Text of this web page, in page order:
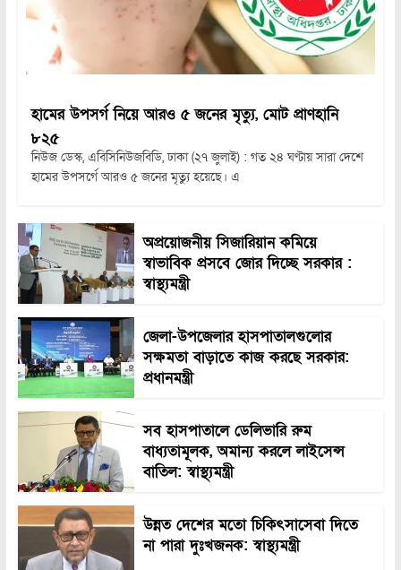
হামের উপসর্গ নিয়ে আরও ৫ জনের মৃত্যু, মোট প্রাণহানি
৮২৫
নিউজ ডেস্ক, এবিসিনিউজবিডি, ঢাকা (২৭ জুলাই) : গত ২৪ ঘণ্টায় সারা দেশে
হামের উপসর্গে আরও ৫ জনের মৃত্যু হয়েছে। এ
অপ্রয়োজনীয় সিজারিয়ান কমিয়ে
স্বাভাবিক প্রসবে জোর দিচ্ছে সরকার :
স্বাস্থ্যমন্ত্রী
জেলা-উপজেলার হাসপাতালগুলোর
সক্ষমতা বাড়াতে কাজ করছে সরকার:
প্রধানমন্ত্রী
সব হাসপাতালে ডেলিভারি রুম
বাধ্যতামূলক, অমান্য করলে লাইসেন্স
বাতিল: স্বাস্থ্যমন্ত্রী
উন্নত দেশের মতো চিকিৎসাসেবা দিতে
না পারা দুঃখজনক: স্বাস্থ্যমন্ত্রী